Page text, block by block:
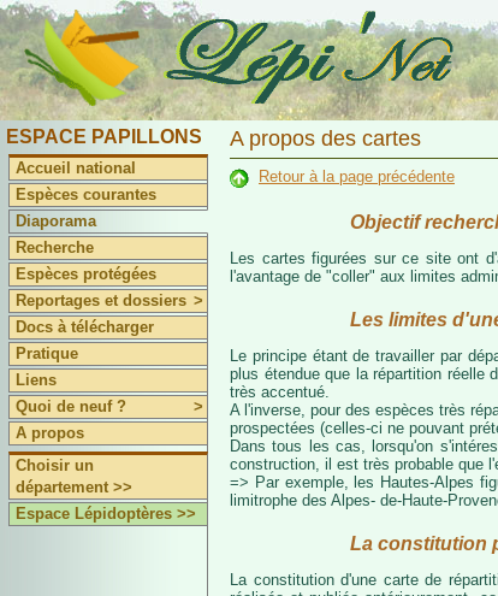
ESPACE PAPILLONS
Accueil national
Espèces courantes
Diaporama
Recherche
Espèces protégées
Reportages et dossiers >
Docs à télécharger
Pratique
Liens
Quoi de neuf ?
>
A propos
Choisir un
département >>
Espace Lépidoptères >>
A propos des cartes
Retour à la page précédente
Objectif
Les cartes figurées sur ce site ont
l'avantage de "coller" aux limites
Les limites
Le principe étant de travailler par
plus étendue que la répartition réelle
très accentué.
A l'inverse, pour des espèces très
prospectées (celles-ci ne pouvant
Dans tous les cas, lorsqu'on
construction, il est très probable que
=> Par exemple, les Hautes-Alpes
limitrophe des Alpes- de-Haute-
La constitution
La constitution d'une carte de